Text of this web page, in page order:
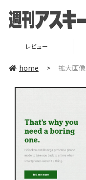
レビュー
home > 拡大画像